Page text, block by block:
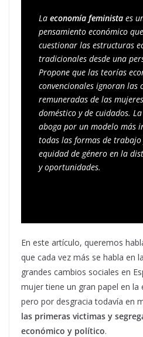
La economía feminista es
pensamiento económico
cuestionar las estructuras
tradicionales desde una
Propone que las teorías
convencionales ignoran las
remuneradas de las
doméstico y de cuidados.
aboga por un modelo más
todas las formas de
equidad de género en la
y oportunidades.
En este artículo, queremos
que cada vez más se habla en
grandes cambios sociales en
mujer tiene un gran papel en la
pero por desgracia todavía en
las primeras victimas y
económico y político.